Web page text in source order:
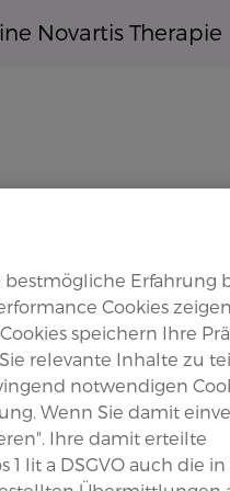
zum Inhalt
Novartis Therapie
Erfahrung
Cookies
speichern Ihre
relevante Inhalte zu
notwendigen
Wenn Sie damit
Ihre damit erteilte
lit a DSGVO auch die